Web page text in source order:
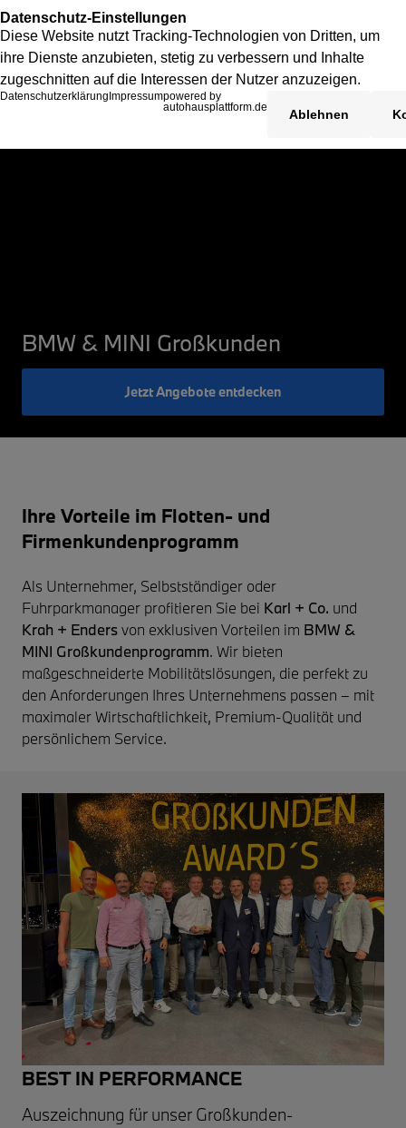
BMW & MINI Großkunden
Jetzt Angebote entdecken
Ihre Vorteile im Flotten- und
Firmenkundenprogramm
Als Unternehmer, Selbstständiger oder
Fuhrparkmanager profitieren Sie bei Karl + Co. und
Krah + Endersvon exklusiven Vorteilen im BMW &
MINI Großkundenprogramm. Wir bieten
maßgeschneiderte Mobilitätslösungen, die perfekt zu
den Anforderungen Ihres Unternehmens passen – mit
maximaler Wirtschaftlichkeit, Premium-Qualität und
persönlichem Service.
BEST IN PERFORMANCE
Auszeichnung für unser Großkunden-